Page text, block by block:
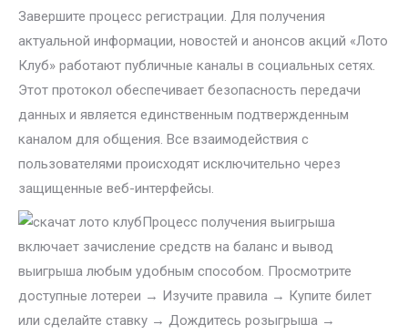
Завершите процесс регистрации. Для получения
актуальной информации, новостей и анонсов акций «Лото
Клуб» работают публичные каналы в социальных сетях.
Этот протокол обеспечивает безопасность передачи
данных и является единственным подтвержденным
каналом для общения. Все взаимодействия с
пользователями происходят исключительно через
защищенные веб-интерфейсы.
Процесс получения выигрыша
включает зачисление средств на баланс и вывод
выигрыша любым удобным способом. Просмотрите
доступные лотереи → Изучите правила → Купите билет
или сделайте ставку → Дождитесь розыгрыша →